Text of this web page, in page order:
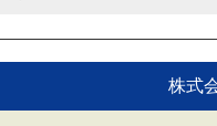
株式